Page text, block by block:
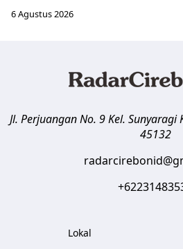
6 Agustus 2026
Jl. Perjuangan No. 9 Kel. Sunyaragi
45132
Lokal